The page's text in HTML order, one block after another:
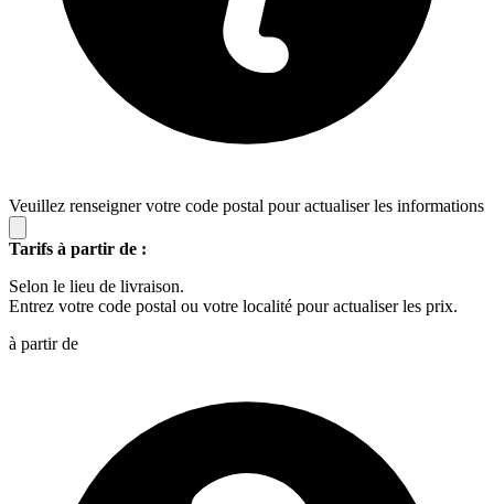
Veuillez renseigner votre code postal pour actualiser les informations
Tarifs à partir de :
Selon le lieu de livraison.
Entrez votre code postal ou votre localité pour actualiser les prix.
à partir de